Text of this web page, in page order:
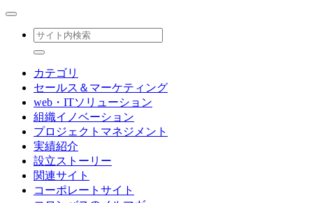
カテゴリ
セールス＆マーケティング
web・ITソリューション
組織イノベーション
プロジェクトマネジメント
実績紹介
設立ストーリー
関連サイト
コーポレートサイト